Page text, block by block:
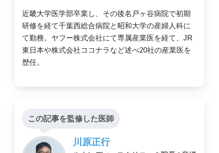
近畿大学医学部卒業し、その後名戸ヶ谷病院で初期
研修を経て千葉西総合病院と昭和大学の産婦人科に
て勤務。ヤフー株式会社にて専属産業医を経て、JR
東日本や株式会社ココナラなど述べ20社の産業医を
歴任。
この記事を監修した医師
川原正行